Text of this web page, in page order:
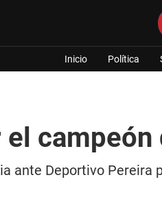
Inicio Política
el
ante Deportivo